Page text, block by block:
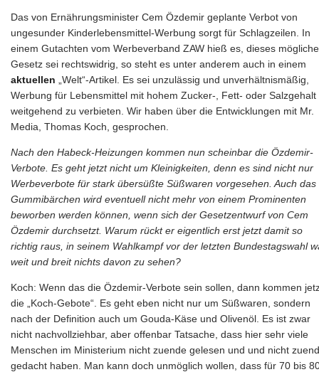
Das von Ernährungsminister Cem Özdemir geplante Verbot von
ungesunder Kinderlebensmittel-Werbung sorgt für Schlagzeilen. In
einem Gutachten vom Werbeverband ZAW hieß es, dieses mögliche
Gesetz sei rechtswidrig, so steht es unter anderem auch in einem
aktuellen
„Welt“-Artikel. Es sei unzulässig und unverhältnismäßig,
Werbung für Lebensmittel mit hohem Zucker-, Fett- oder Salzgehalt
weitgehend zu verbieten. Wir haben über die Entwicklungen mit Mr.
Media, Thomas Koch, gesprochen.
Nach den Habeck-Heizungen kommen nun scheinbar die Özdemir-
Verbote. Es geht jetzt nicht um Kleinigkeiten, denn es sind nicht nur
Werbeverbote für stark übersüßte Süßwaren vorgesehen. Auch das
Gummibärchen wird eventuell nicht mehr von einem Prominenten
beworben werden können, wenn sich der Gesetzentwurf von Cem
Özdemir durchsetzt. Warum rückt er eigentlich erst jetzt damit so
richtig raus, in seinem Wahlkampf vor der letzten Bundestagswahl
weit und breit nichts davon zu sehen?
Koch: Wenn das die Özdemir-Verbote sein sollen, dann kommen
die „Koch-Gebote“. Es geht eben nicht nur um Süßwaren, sondern
nach der Definition auch um Gouda-Käse und Olivenöl. Es ist zwar
nicht nachvollziehbar, aber offenbar Tatsache, dass hier sehr viele
Menschen im Ministerium nicht zuende gelesen und und nicht
gedacht haben. Man kann doch unmöglich wollen, dass für 70 bis